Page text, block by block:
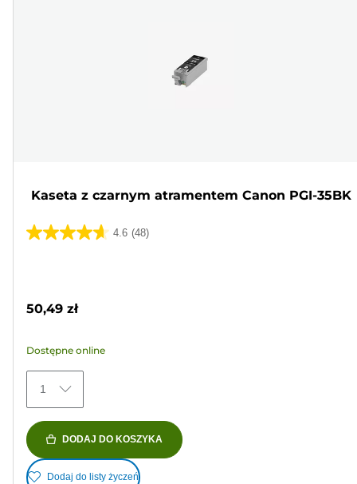
Kaseta z czarnym atramentem Canon PGI-35BK
4.6 (48)
4.6
48
50,49 zł
Dostępne online
1
DODAJ DO KOSZYKA
Dodaj do listy życzeń